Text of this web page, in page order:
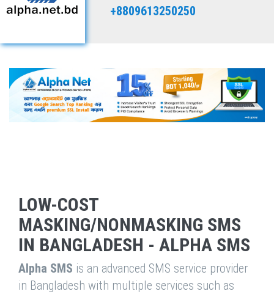
+8809613250250
LOW-COST
MASKING/NONMASKING SMS
IN BANGLADESH - ALPHA SMS
Alpha SMS is an advanced SMS service provider
in Bangladesh with multiple services such as